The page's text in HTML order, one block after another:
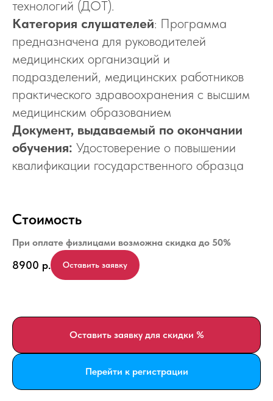
технологий (ДОТ).
Категория слушателей: Программа
предназначена для руководителей
медицинских организаций и
подразделений, медицинских работников
практического здравоохранения с высшим
медицинским образованием
Документ, выдаваемый по окончании
обучения: Удостоверение о повышении
квалификации государственного образца
Стоимость
При оплате физлицами возможна скидка до 50%
8900 р. Оставить заявку
Оставить заявку для скидки %
Перейти к регистрации